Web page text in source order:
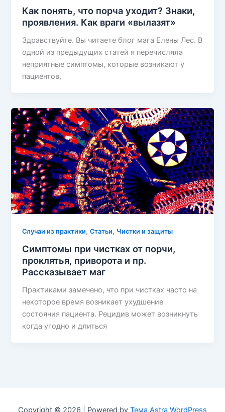
Как понять, что порча уходит? Знаки,
проявления. Как враги «вылазят»
Здравствуйте. Вы читаете блог мага Елены Лес. В
одной из предыдущих статей я перечисляла
неприятные симптомы, которые возникают у
пациентов,
Случаи из практики,Статьи, Чистки и защиты
Симптомы при чистках от порчи,
проклятья, приворота и пр.
Рассказывает маг
Практиками замечено, что при чистках часто на
некоторое время возникает ухудшение
состояния пациента. Рецидив может возникнуть
когда угодно и длиться
Copyright © 2026 | Powered by Тема Astra WordPress